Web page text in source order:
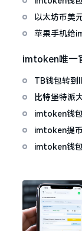
以太坊币美
免追涨杀跌
苹果手机给
imtoken唯一
TB钱包转到
比特堡特派
imtoken钱
imtoken提
imtoken钱